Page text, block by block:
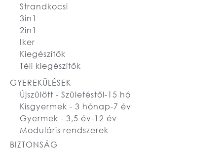
Strandkocsi
3in1
2in1
Iker
Kiegészítők
Téli kiegészítők
GYEREKÜLÉSEK
Újszülött - Születéstől-15 hó
Kisgyermek - 3 hónap-7 év
Gyermek - 3,5 év-12 év
Moduláris rendszerek
BIZTONSÁG